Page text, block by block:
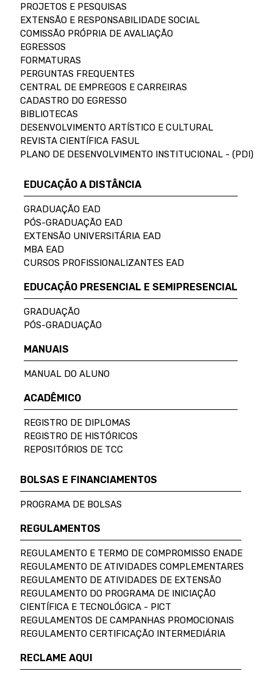
PROJETOS E PESQUISAS
EXTENSÃO E RESPONSABILIDADE SOCIAL
COMISSÃO PRÓPRIA DE AVALIAÇÃO
EGRESSOS
FORMATURAS
PERGUNTAS FREQUENTES
CENTRAL DE EMPREGOS E CARREIRAS
CADASTRO DO EGRESSO
BIBLIOTECAS
DESENVOLVIMENTO ARTÍSTICO E CULTURAL
REVISTA CIENTÍFICA FASUL
PLANO DE DESENVOLVIMENTO INSTITUCIONAL - (PDI)
EDUCAÇÃO A DISTÂNCIA
GRADUAÇÃO EAD
PÓS-GRADUAÇÃO EAD
EXTENSÃO UNIVERSITÁRIA EAD
MBA EAD
CURSOS PROFISSIONALIZANTES EAD
EDUCAÇÃO PRESENCIAL E SEMIPRESENCIAL
GRADUAÇÃO
PÓS-GRADUAÇÃO
MANUAIS
MANUAL DO ALUNO
ACADÊMICO
REGISTRO DE DIPLOMAS
REGISTRO DE HISTÓRICOS
REPOSITÓRIOS DE TCC
BOLSAS E FINANCIAMENTOS
PROGRAMA DE BOLSAS
REGULAMENTOS
REGULAMENTO E TERMO DE COMPROMISSO ENADE
REGULAMENTO DE ATIVIDADES COMPLEMENTARES
REGULAMENTO DE ATIVIDADES DE EXTENSÃO
REGULAMENTO DO PROGRAMA DE INICIAÇÃO
CIENTÍFICA E TECNOLÓGICA - PICT
REGULAMENTOS DE CAMPANHAS PROMOCIONAIS
REGULAMENTO CERTIFICAÇÃO INTERMEDIÁRIA
RECLAME AQUI